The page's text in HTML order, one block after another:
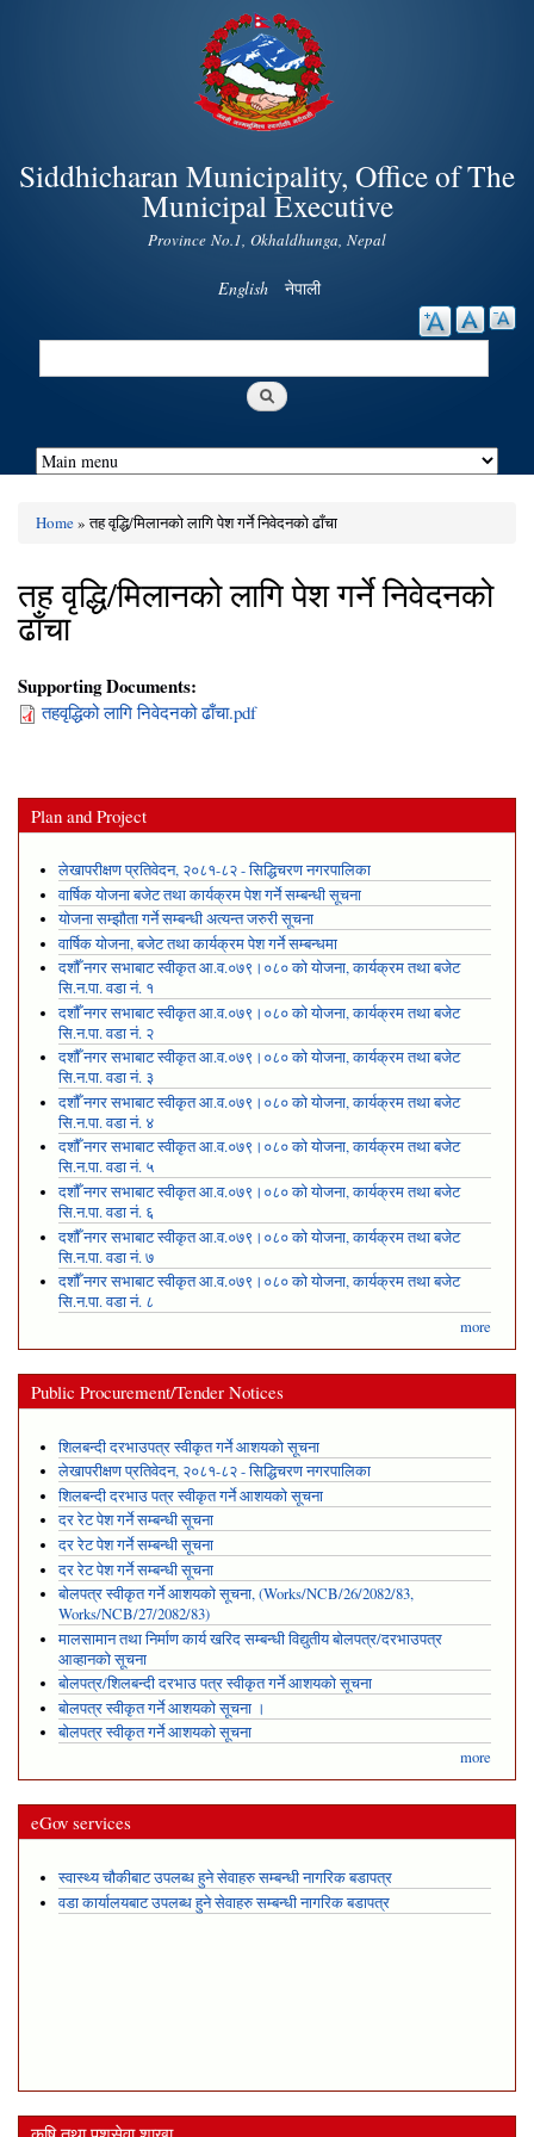
Skip to
main
content
Siddhicharan Municipality, Office of The
Municipal Executive
Province No.1, Okhaldhunga, Nepal
English नेपाली
Search
You are here
Home» तह वृद्धि/मिलानको लागि पेश गर्ने निवेदनको ढाँचा
तह वृद्धि/मिलानको लागि पेश गर्ने निवेदनको
ढाँचा
Supporting Documents:
तहवृद्धिको लागि निवेदनको ढाँचा.pdf
Plan and Project
लेखापरीक्षण प्रतिवेदन, २०८१-८२ - सिद्धिचरण नगरपालिका
वार्षिक योजना बजेट तथा कार्यक्रम पेश गर्ने सम्बन्धी सूचना
योजना सम्झौता गर्ने सम्बन्धी अत्यन्त जरुरी सूचना
वार्षिक योजना, बजेट तथा कार्यक्रम पेश गर्ने सम्बन्धमा
दशौँ नगर सभाबाट स्वीकृत आ.व.०७९।०८० को योजना, कार्यक्रम तथा बजेट
सि.न.पा. वडा नं. १
दशौँ नगर सभाबाट स्वीकृत आ.व.०७९।०८० को योजना, कार्यक्रम तथा बजेट
सि.न.पा. वडा नं. २
दशौँ नगर सभाबाट स्वीकृत आ.व.०७९।०८० को योजना, कार्यक्रम तथा बजेट
सि.न.पा. वडा नं. ३
दशौँ नगर सभाबाट स्वीकृत आ.व.०७९।०८० को योजना, कार्यक्रम तथा बजेट
सि.न.पा. वडा नं. ४
दशौँ नगर सभाबाट स्वीकृत आ.व.०७९।०८० को योजना, कार्यक्रम तथा बजेट
सि.न.पा. वडा नं. ५
दशौँ नगर सभाबाट स्वीकृत आ.व.०७९।०८० को योजना, कार्यक्रम तथा बजेट
सि.न.पा. वडा नं. ६
दशौँ नगर सभाबाट स्वीकृत आ.व.०७९।०८० को योजना, कार्यक्रम तथा बजेट
सि.न.पा. वडा नं. ७
दशौँ नगर सभाबाट स्वीकृत आ.व.०७९।०८० को योजना, कार्यक्रम तथा बजेट
सि.न.पा. वडा नं. ८
more
Public Procurement/Tender Notices
शिलबन्दी दरभाउपत्र स्वीकृत गर्ने आशयको सूचना
लेखापरीक्षण प्रतिवेदन, २०८१-८२ - सिद्धिचरण नगरपालिका
शिलबन्दी दरभाउ पत्र स्वीकृत गर्ने आशयको सूचना
दर रेट पेश गर्ने सम्बन्धी सूचना
दर रेट पेश गर्ने सम्बन्धी सूचना
दर रेट पेश गर्ने सम्बन्धी सूचना
बोलपत्र स्वीकृत गर्ने आशयको सूचना, (Works/NCB/26/2082/83,
Works/NCB/27/2082/83)
मालसामान तथा निर्माण कार्य खरिद सम्बन्धी विद्युतीय बोलपत्र/दरभाउपत्र
आव्हानको सूचना
बोलपत्र/शिलबन्दी दरभाउ पत्र स्वीकृत गर्ने आशयको सूचना
बोलपत्र स्वीकृत गर्ने आशयको सूचना ।
बोलपत्र स्वीकृत गर्ने आशयको सूचना
more
eGov services
स्वास्थ्य चौकीबाट उपलब्ध हुने सेवाहरु सम्बन्धी नागरिक बडापत्र
वडा कार्यालयबाट उपलब्ध हुने सेवाहरु सम्बन्धी नागरिक बडापत्र